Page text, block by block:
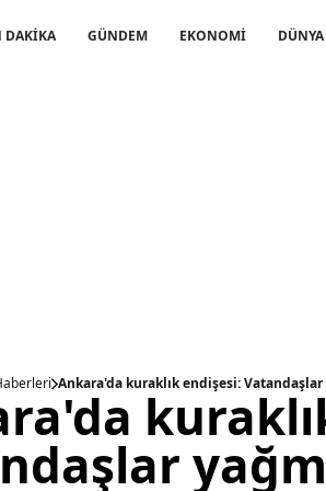
DAKİKA GÜNDEM EKONOMİ DÜNYA
Ankara'da kuraklık endişesi: Vatandaşlar